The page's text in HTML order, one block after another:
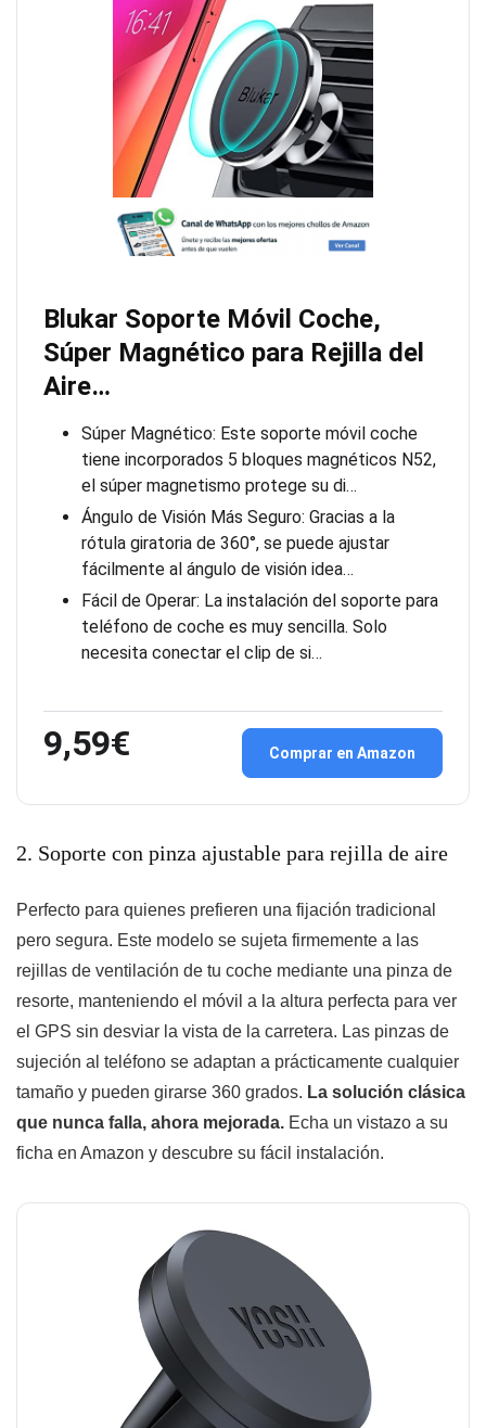
Blukar Soporte Móvil Coche,
Súper Magnético para Rejilla del
Aire…
Súper Magnético: Este soporte móvil coche
tiene incorporados 5 bloques magnéticos N52,
el súper magnetismo protege su di…
Ángulo de Visión Más Seguro: Gracias a la
rótula giratoria de 360°, se puede ajustar
fácilmente al ángulo de visión idea…
Fácil de Operar: La instalación del soporte para
teléfono de coche es muy sencilla. Solo
necesita conectar el clip de si…
9,59€ Comprar en Amazon
2. Soporte con pinza ajustable para rejilla de aire
Perfecto para quienes prefieren una fijación tradicional
pero segura. Este modelo se sujeta firmemente a las
rejillas de ventilación de tu coche mediante una pinza de
resorte, manteniendo el móvil a la altura perfecta para ver
el GPS sin desviar la vista de la carretera. Las pinzas de
sujeción al teléfono se adaptan a prácticamente cualquier
tamaño y pueden girarse 360 grados. La solución clásica
que nunca falla, ahora mejorada. Echa un vistazo a su
ficha en Amazon y descubre su fácil instalación.